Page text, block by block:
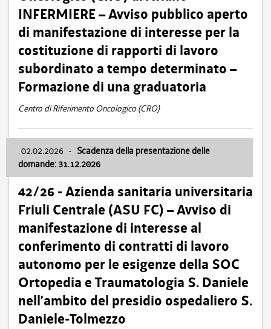
INFERMIERE – Avviso pubblico aperto
di manifestazione di interesse per la
costituzione di rapporti di lavoro
subordinato a tempo determinato –
Formazione di una graduatoria
Centro di Riferimento Oncologico (CRO)
02.02.2026 - Scadenza della presentazione delle
domande: 31.12.2026
42/26 - Azienda sanitaria universitaria
Friuli Centrale (ASU FC) – Avviso di
manifestazione di interesse al
conferimento di contratti di lavoro
autonomo per le esigenze della SOC
Ortopedia e Traumatologia S. Daniele
nell’ambito del presidio ospedaliero S.
Daniele-Tolmezzo